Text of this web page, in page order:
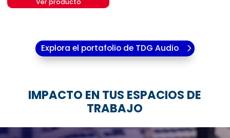
Ver producto
Explora el portafolio de TDG Audio
IMPACTO EN TUS ESPACIOS DE
TRABAJO